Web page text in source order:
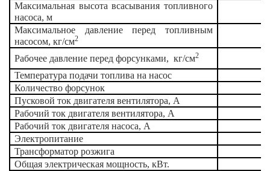
Максимальная высота всасывания топливного
насоса, м
Максимальное давление перед топливным
насосом, кг/см2
Рабочее давление перед форсунками, кг/см2
Температура подачи топлива на насос
Количество форсунок
Пусковой ток двигателя вентилятора, А
Рабочий ток двигателя вентилятора, А
Рабочий ток двигателя насоса, А
Электропитание
Трансформатор розжига
Общая электрическая мощность, кВт.